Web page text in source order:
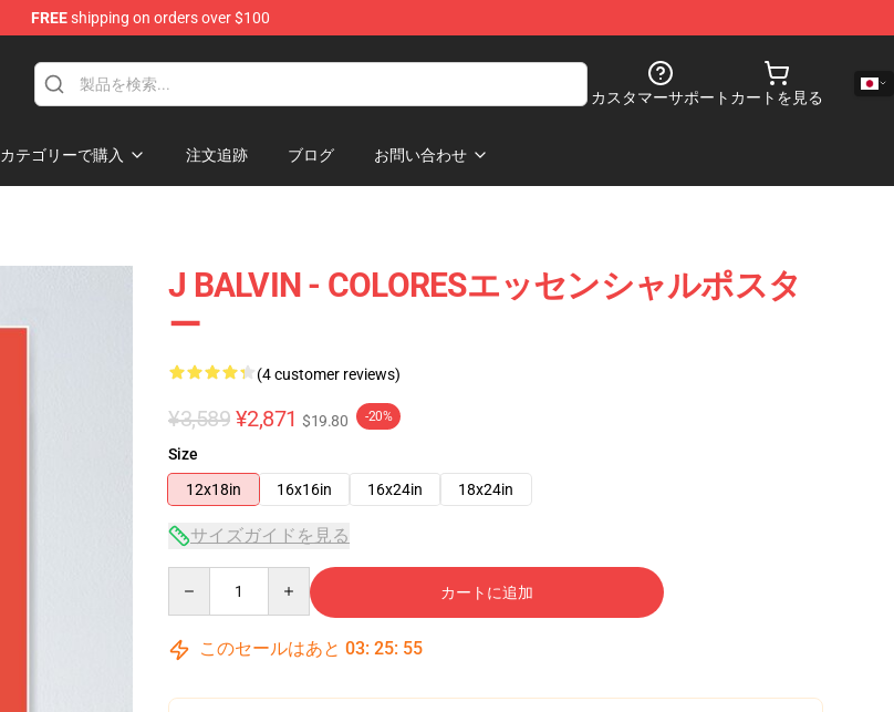
FREEshipping on orders over $100
カスタマーサポート カートを見る
カテゴリーで購入 注文追跡 ブログ お問い合わせ
J BALVIN - COLORESエッセンシャルポスタ
ー
(4 customer reviews)
¥3,589 ¥2,871 $19.80 -20%
Size
12x18in
16x16in 16x24in 18x24in
サイズガイドを見る
カートに追加
このセールはあと 03: 25: 54